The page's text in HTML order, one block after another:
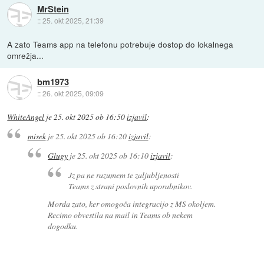
MrStein
::25. okt 2025, 21:39
A zato Teams app na telefonu potrebuje dostop do lokalnega
omrežja...
bm1973
::26. okt 2025, 09:09
WhiteAngel je 25. okt 2025 ob 16:50izjavil:
misekje25. okt 2025 ob 16:20izjavil:
Glugy je25. okt 2025 ob 16:10izjavil:
Jz pa ne razumem te zaljubljenosti
Teams z strani poslovnih uporabnikov.
Morda zato, ker omogoča integracijo z MS okoljem.
Recimo obvestila na mail in Teams ob nekem
dogodku.